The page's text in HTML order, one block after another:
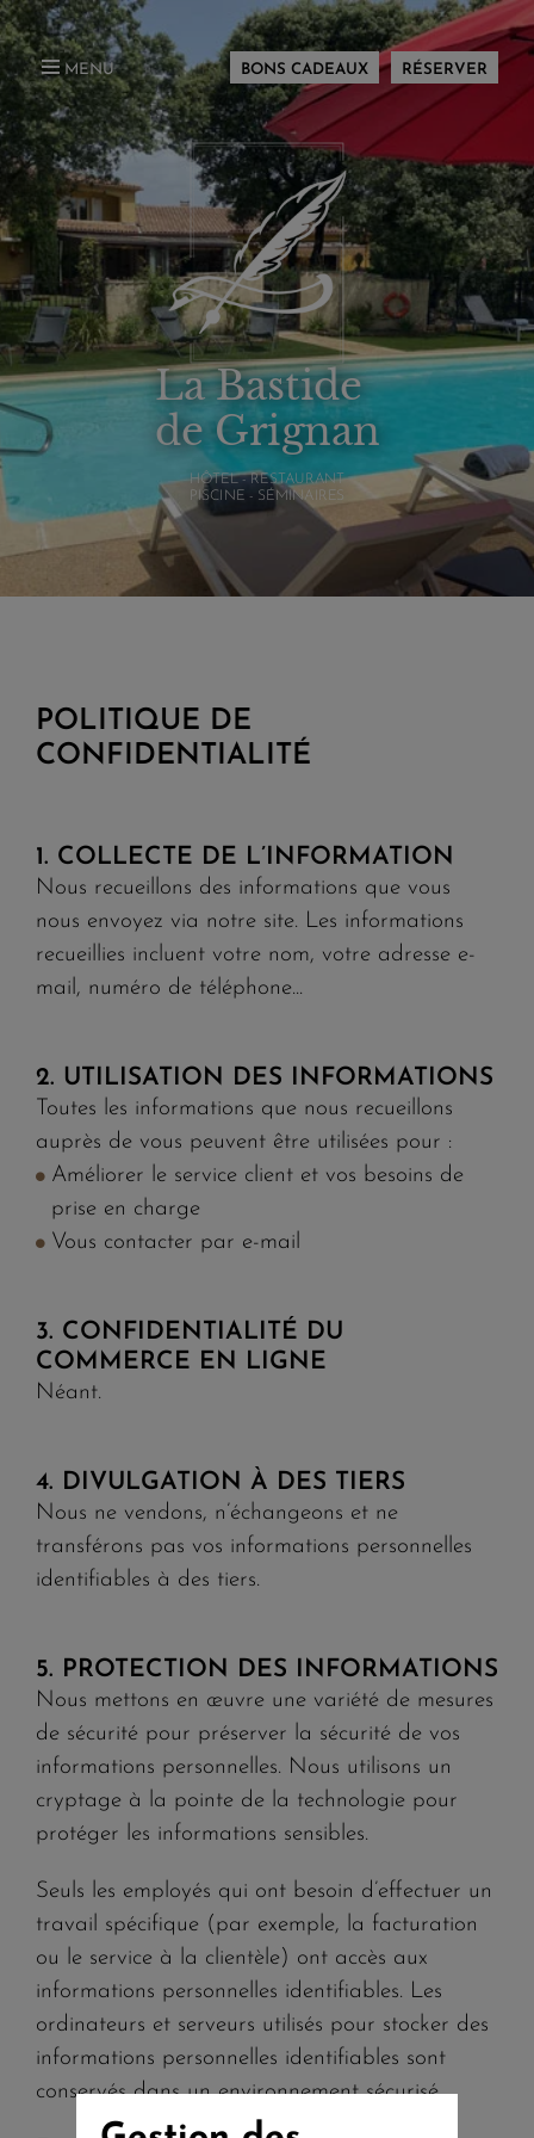
MENU
La Bastide
de Grignan
HÔTEL - RESTAURANT
PISCINE - SÉMINAIRES
BONS CADEAUX RÉSERVER
POLITIQUE DE
CONFIDENTIALITÉ
1. COLLECTE DE L’INFORMATION
Nous recueillons des informations que vous
nous envoyez via notre site. Les informations
recueillies incluent votre nom, votre adresse e-
mail, numéro de téléphone...
2. UTILISATION DES INFORMATIONS
Toutes les informations que nous recueillons
auprès de vous peuvent être utilisées pour :
Améliorer le service client et vos besoins de
prise en charge
Vous contacter par e-mail
3. CONFIDENTIALITÉ DU
COMMERCE EN LIGNE
Néant.
4. DIVULGATION À DES TIERS
Nous ne vendons, n’échangeons et ne
transférons pas vos informations personnelles
identifiables à des tiers.
5. PROTECTION DES INFORMATIONS
Nous mettons en œuvre une variété de mesures
de sécurité pour préserver la sécurité de vos
informations personnelles. Nous utilisons un
cryptage à la pointe de la technologie pour
protéger les informations sensibles.
Seuls les employés qui ont besoin d’effectuer un
travail spécifique (par exemple, la facturation
ou le service à la clientèle) ont accès aux
informations personnelles identifiables. Les
ordinateurs et serveurs utilisés pour stocker des
informations personnelles identifiables sont
conservés dans un environnement sécurisé.